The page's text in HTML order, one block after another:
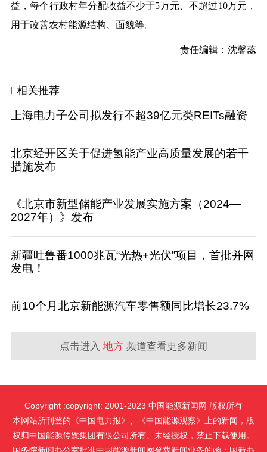
益，每个行政村年分配收益不少于5万元、不超过10万元，
用于改善农村能源结构、面貌等。
责任编辑：沈馨蕊
相关推荐
上海电力子公司拟发行不超39亿元类REITs融资
北京经开区关于促进氢能产业高质量发展的若干
措施发布
《北京市新型储能产业发展实施方案（2024—
2027年）》发布
新疆吐鲁番1000兆瓦“光热+光伏”项目，首批并网
发电！
前10个月北京新能源汽车零售额同比增长23.7%
点击进入 地方 频道查看更多新闻
Copyright :copyright: 2001-2023 中国能源新闻网 版权所有
本网站所刊登的《中国电力报》、《中国能源观察》上的新闻，版
权归中国能源传媒集团有限公司所有。未经授权，禁止下载使用。
国务院新闻办公室批准中国能源新闻网登载新闻业务的函：国新办